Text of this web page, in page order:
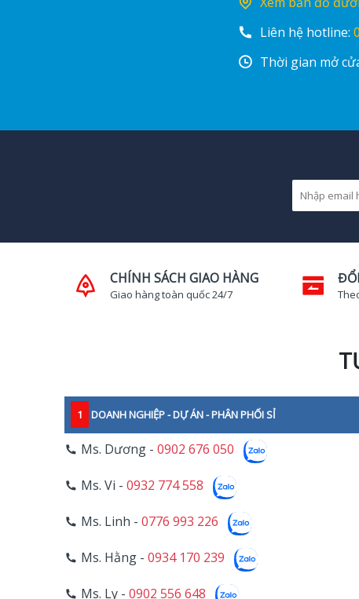
Liên hệ hotline:
Thời gian mở
CHÍNH SÁCH GIAO HÀNG
Giao hàng toàn quốc 24/7
1 DOANH NGHIỆP - DỰ ÁN - PHÂN PHỐI SỈ
Ms. Dương - 0902 676 050
Ms. Vi - 0932 774 558
Ms. Linh - 0776 993 226
Ms. Hằng - 0934 170 239
Ms. Ly - 0902 556 648